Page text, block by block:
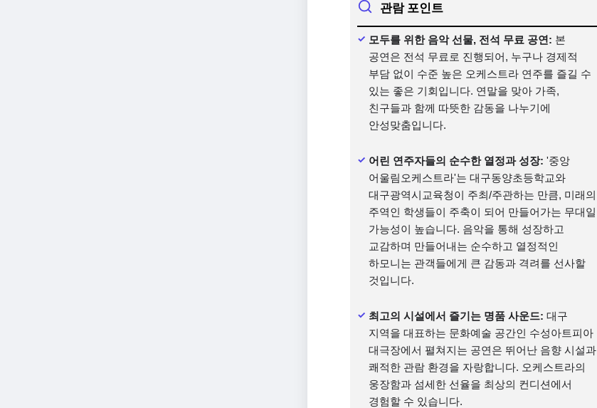
관람 포인트
모두를 위한 음악 선물, 전석 무료 공연: 본
공연은 전석 무료로 진행되어, 누구나 경제적
부담 없이 수준 높은 오케스트라 연주를 즐길 수
있는 좋은 기회입니다. 연말을 맞아 가족,
친구들과 함께 따뜻한 감동을 나누기에
안성맞춤입니다.
어린 연주자들의 순수한 열정과 성장: '중앙
어울림오케스트라'는 대구동양초등학교와
대구광역시교육청이 주최/주관하는 만큼, 미래의
주역인 학생들이 주축이 되어 만들어가는 무대일
가능성이 높습니다. 음악을 통해 성장하고
교감하며 만들어내는 순수하고 열정적인
하모니는 관객들에게 큰 감동과 격려를 선사할
것입니다.
최고의 시설에서 즐기는 명품 사운드: 대구
지역을 대표하는 문화예술 공간인 수성아트피아
대극장에서 펼쳐지는 공연은 뛰어난 음향 시설과
쾌적한 관람 환경을 자랑합니다. 오케스트라의
웅장함과 섬세한 선율을 최상의 컨디션에서
경험할 수 있습니다.